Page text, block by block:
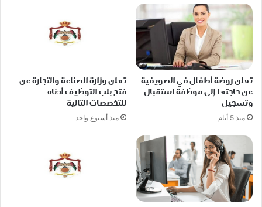
تعلن روضة أطفال في الصويفية
عن حاجتها إلى موظفة استقبال
وتسجيل
منذ 5 أيام
تعلن وزارة الصناعة والتجارة عن
فتح بلب التوظيف أدناه
للتخصصات التالية
منذ أسبوع واحد